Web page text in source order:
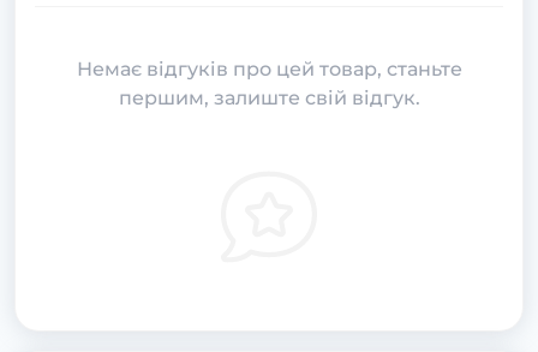
Немає відгуків про цей товар, станьте
першим, залиште свій відгук.